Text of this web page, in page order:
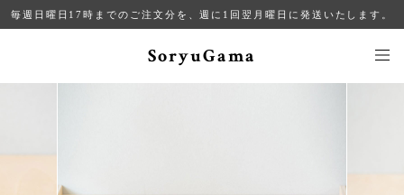
毎週日曜日17時までのご注文分を、週に1回翌月曜日に発送いたします。
SoryuGama